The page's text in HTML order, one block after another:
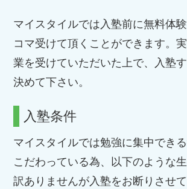
マイスタイルでは入塾前に無料体
コマ受けて頂くことができます。
業を受けていただいた上で、入塾
決めて下さい。
入塾条件
マイスタイルでは勉強に集中でき
こだわっている為、以下のような
訳ありませんが入塾をお断りさせて